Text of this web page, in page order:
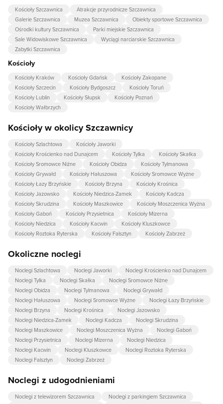
Kościoły Szczawnica
Atrakcje przyrodnicze Szczawnica
Galerie Szczawnica
Muzea Szczawnica
Obiekty sportowe Szczawnica
Ośrodki kultury Szczawnica
Parki miejskie Szczawnica
Sale Widowiskowe Szczawnica
Wyciągi narciarskie Szczawnica
Zabytki Szczawnica
Kościoły
Kościoły Kraków Kościoły Gdańsk
Kościoły Zakopane
Kościoły Szczecin
Kościoły Bydgoszcz
Kościoły Toruń
Kościoły Lublin
Kościoły Słupsk
Kościoły Poznań
Kościoły Wałbrzych
Kościoły w okolicy Szczawnicy
Kościoły Szlachtowa
Kościoły Jaworki
Kościoły Krościenko nad Dunajcem
Kościoły Tylka
Kościoły Skałka
Kościoły Sromowce Niżne
Kościoły Obidza
Kościoły Tylmanowa
Kościoły Grywałd
Kościoły Hałuszowa
Kościoły Sromowce Wyżne
Kościoły Łazy Brzyńskie
Kościoły Brzyna
Kościoły Krośnica
Kościoły Jazowsko
Kościoły Niedzica-Zamek
Kościoły Kadcza
Kościoły Skrudzina
Kościoły Maszkowice
Kościoły Moszczenica Wyżna
Kościoły Gaboń
Kościoły Przysietnica
Kościoły Mizerna
Kościoły Niedzica
Kościoły Kacwin
Kościoły Kluszkowce
Kościoły Roztoka Ryterska
Kościoły Falsztyn Kościoły Zabrzeż
Okoliczne noclegi
Noclegi Szlachtowa Noclegi Jaworki
Noclegi Krościenko nad Dunajcem
Noclegi Tylka
Noclegi Skałka
Noclegi Sromowce Niżne
Noclegi Obidza
Noclegi Tylmanowa
Noclegi Grywałd
Noclegi Hałuszowa
Noclegi Sromowce Wyżne
Noclegi Łazy Brzyńskie
Noclegi Brzyna
Noclegi Krośnica
Noclegi Jazowsko
Noclegi Niedzica-Zamek
Noclegi Kadcza
Noclegi Skrudzina
Noclegi Maszkowice
Noclegi Moszczenica Wyżna
Noclegi Gaboń
Noclegi Przysietnica
Noclegi Mizerna
Noclegi Niedzica
Noclegi Kacwin
Noclegi Kluszkowce
Noclegi Roztoka Ryterska
Noclegi Falsztyn
Noclegi Zabrzeż
Noclegi z udogodnieniami
Noclegi z telewizorem Szczawnica
Noclegi z parkingiem Szczawnica